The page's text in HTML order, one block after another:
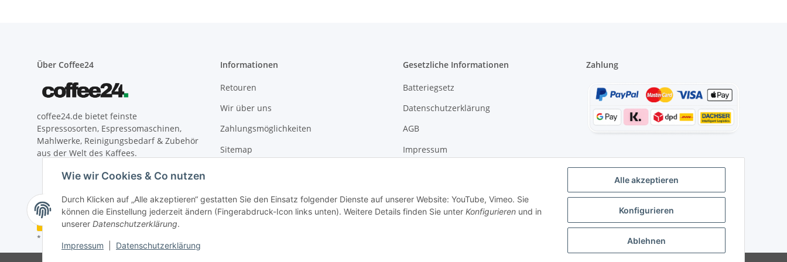
Alle akzeptieren
Konfigurieren
Ablehnen
Wie wir Cookies & Co nutzen
Durch Klicken auf „Alle akzeptieren“ gestatten Sie den Einsatz folgender Dienste auf unserer Website: YouTube, Vimeo. Sie
können die Einstellung jederzeit ändern (Fingerabdruck-Icon links unten). Weitere Details finden Sie unter Konfigurieren und in
unserer Datenschutzerklärung.
Impressum Datenschutzerklärung
Über Coffee24
coffee24.de bietet feinste
Espressosorten, Espressomaschinen,
Mahlwerke, Reinigungsbedarf & Zubehör
aus der Welt des Kaffees.
Informationen
Retouren
Wir über uns
Zahlungsmöglichkeiten
Sitemap
Gesetzliche Informationen
Batteriegsetz
Datenschutzerklärung
AGB
Impressum
Zahlung
Vertrag widerrufen
* Alle Preise inkl. gesetzlicher USt., zzgl.